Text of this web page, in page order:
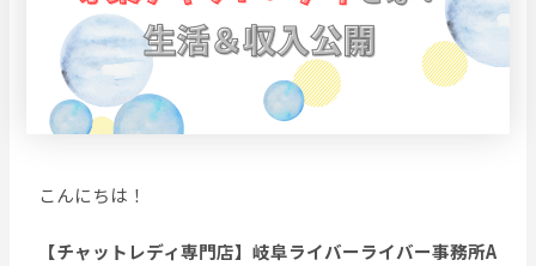
こんにちは！
【チャットレディ専門店】岐阜ライバーライバー事務所A